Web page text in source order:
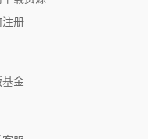
册
金